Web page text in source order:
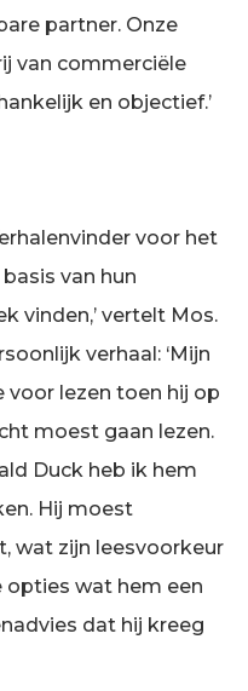
partner. Onze
van commerciële
en objectief.’
voor het
van hun
vinden,’ vertelt Mos.
verhaal: ‘Mijn
voor lezen toen hij op
moest gaan lezen.
Duck heb ik hem
Hij moest
wat zijn leesvoorkeur
opties wat hem een
dat hij kreeg